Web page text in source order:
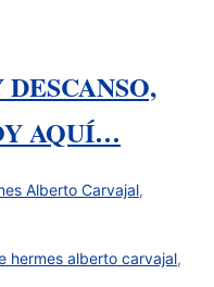
AQUÍ…
Alberto Carvajal,
hermes alberto carvajal,